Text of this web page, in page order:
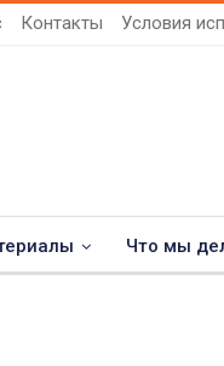
Контакты Условия
Что мы